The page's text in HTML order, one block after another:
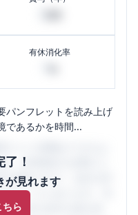
有休消化率
パンフレットを読み上げ
であるかを時間...
！
が見れます
ら
、女性限定の企業口コ
の働きやすさ・会社の評
がたくさんあります。先
、本当の会社の姿を知